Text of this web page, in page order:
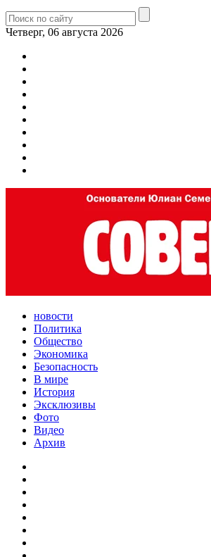
Четверг, 06 августа 2026
новости
Политика
Общество
Экономика
Безопасность
В мире
История
Эксклюзивы
Фото
Видео
Архив